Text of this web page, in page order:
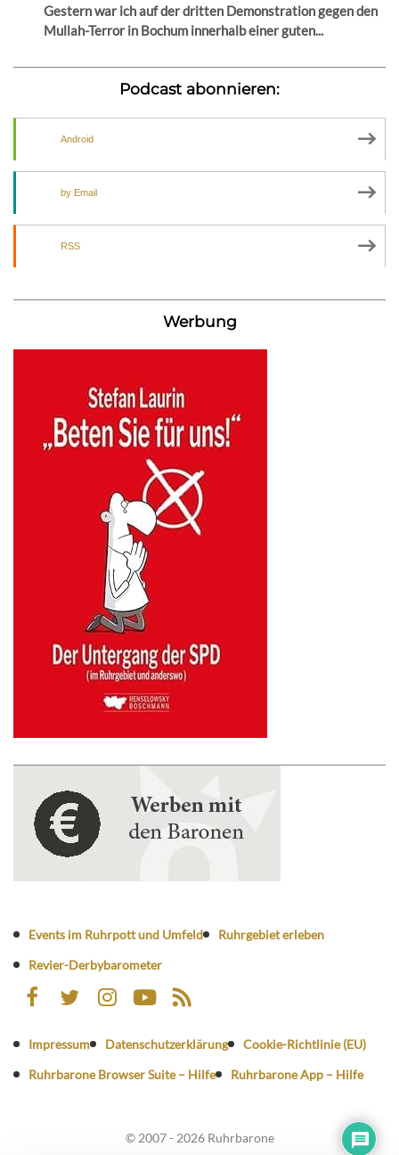
Gestern war ich auf der dritten Demonstration gegen den
Mullah-Terror in Bochum innerhalb einer guten...
Podcast abonnieren:
Android
by Email
RSS
Werbung
Events im Ruhrpott und Umfeld
Ruhrgebiet erleben
Revier-Derbybarometer
Impressum Datenschutzerklärung
Cookie-Richtlinie (EU)
Ruhrbarone Browser Suite – Hilfe
Ruhrbarone App – Hilfe
© 2007 - 2026 Ruhrbarone